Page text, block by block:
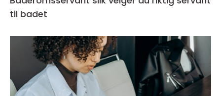
til badet